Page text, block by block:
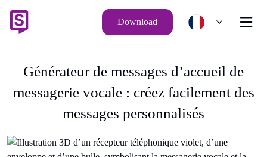
Download
Générateur de messages d’accueil de
messagerie vocale : créez facilement des
messages personnalisés